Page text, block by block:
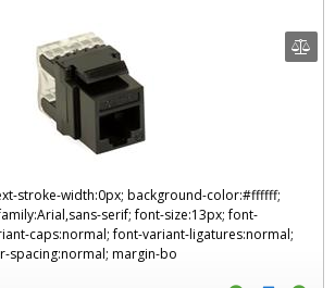
stroke-width:0px; background-color:#ffffff;
serif; font-size:13px; font-
caps:normal; font-variant-ligatures:normal;
spacing:normal; margin-bo